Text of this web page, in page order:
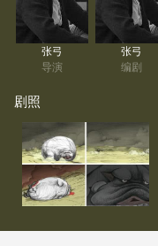
单元，蒙特利尔，加拿
京独立电影论坛，宋庄
张弓
导演
张弓
编剧
剧照